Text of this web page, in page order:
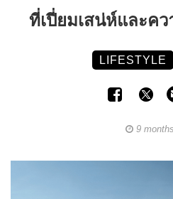
ที่เปี่ยมเสน่ห์และค
LIFESTYLE
9